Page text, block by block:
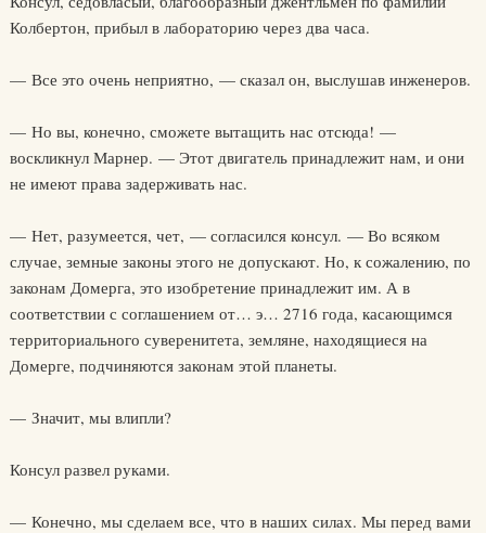
Колбертон, прибыл в лабораторию через два часа.
— Все это очень неприятно, — сказал он, выслушав инженеров.
— Но вы, конечно, сможете вытащить нас отсюда! —
воскликнул Марнер. — Этот двигатель принадлежит нам, и они
не имеют права задерживать нас.
— Нет, разумеется, чет, — согласился консул. — Во всяком
случае, земные законы этого не допускают. Но, к сожалению, по
законам Домерга, это изобретение принадлежит им. А в
соответствии с соглашением от… э… 2716 года, касающимся
территориального суверенитета, земляне, находящиеся на
Домерге, подчиняются законам этой планеты.
— Значит, мы влипли?
Консул развел руками.
— Конечно, мы сделаем все, что в наших силах. Мы перед вами